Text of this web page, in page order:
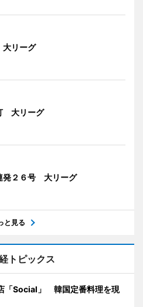
リーグ
大リーグ
発２６号 大リーグ
と見る
トピックス
「Social」 韓国定番料理を現